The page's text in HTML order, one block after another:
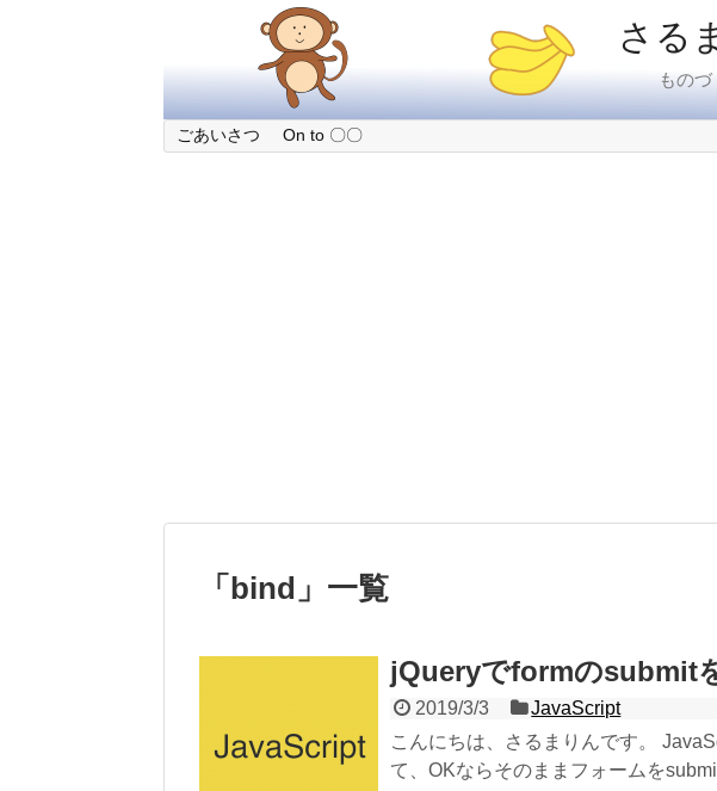
さる
もの
ごあいさつ On to 〇〇
「 bind 」 一覧
jQueryでformのsubmit
2019/3/3
JavaScript
こんにちは、さるまりんです。
て、OKならそのままフォームを